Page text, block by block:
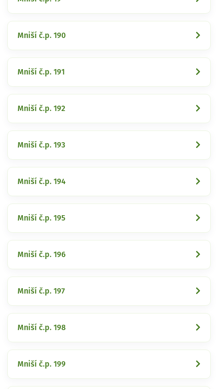
Mniší č.p. 190
Mniší č.p. 191
Mniší č.p. 192
Mniší č.p. 193
Mniší č.p. 194
Mniší č.p. 195
Mniší č.p. 196
Mniší č.p. 197
Mniší č.p. 198
Mniší č.p. 199